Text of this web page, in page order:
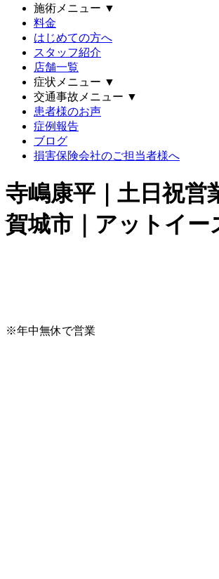
施術メニュー ▼
料金
はじめての方へ
スタッフ紹介
店舗一覧
症状メニュー ▼
交通事故メニュー ▼
患者様のお声
症例報告
ブログ
損害保険会社のご担当者様へ
寺嶋康平｜土日祝営
賀城市｜アットイ
※年中無休で営業